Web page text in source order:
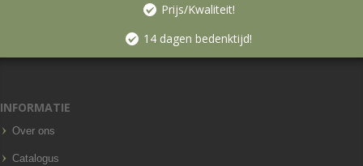
Prijs/Kwaliteit!
14 dagen bedenktijd!
INFORMATIE
Over ons
Catalogus